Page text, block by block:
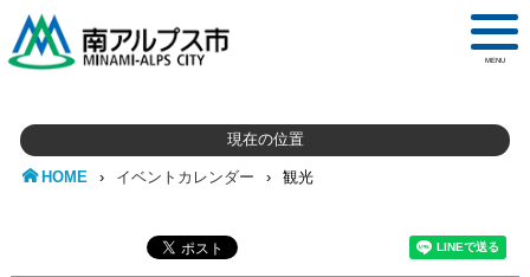
MENU
現在の位置
HOME › イベントカレンダー › 観光